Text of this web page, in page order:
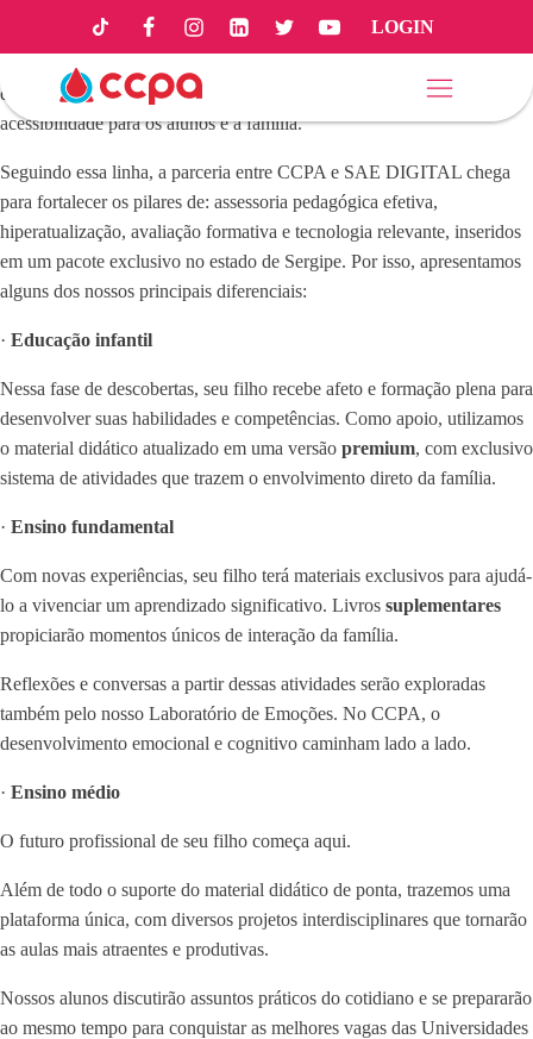
LOGIN
Inovação, tecnologia e muito conhecimento são as palavras base para
começarmos mais uma etapa de desenvolvimento, e, por isso, o CCPA
está sempre em busca de uma educação que visa a excelência e a
acessibilidade para os alunos e a família.
Seguindo essa linha, a parceria entre CCPA e SAE DIGITAL chega
para fortalecer os pilares de: assessoria pedagógica efetiva,
hiperatualização, avaliação formativa e tecnologia relevante, inseridos
em um pacote exclusivo no estado de Sergipe. Por isso, apresentamos
alguns dos nossos principais diferenciais:
· Educação infantil
Nessa fase de descobertas, seu filho recebe afeto e formação plena para
desenvolver suas habilidades e competências. Como apoio, utilizamos
o material didático atualizado em uma versão premium, com exclusivo
sistema de atividades que trazem o envolvimento direto da família.
· Ensino fundamental
Com novas experiências, seu filho terá materiais exclusivos para ajudá-
lo a vivenciar um aprendizado significativo. Livros suplementares
propiciarão momentos únicos de interação da família.
Reflexões e conversas a partir dessas atividades serão exploradas
também pelo nosso Laboratório de Emoções. No CCPA, o
desenvolvimento emocional e cognitivo caminham lado a lado.
· Ensino médio
O futuro profissional de seu filho começa aqui.
Além de todo o suporte do material didático de ponta, trazemos uma
plataforma única, com diversos projetos interdisciplinares que tornarão
as aulas mais atraentes e produtivas.
Nossos alunos discutirão assuntos práticos do cotidiano e se prepararão
ao mesmo tempo para conquistar as melhores vagas das Universidades